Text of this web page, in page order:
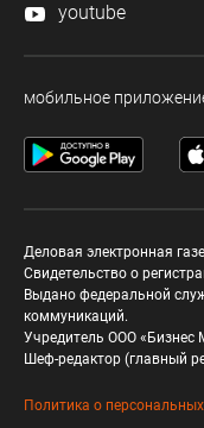
youtube
мобильное
Деловая электронная
Свидетельство о
Выдано федеральной
коммуникаций.
Учредитель ООО «Бизнес
Шеф-редактор (главный
Политика о